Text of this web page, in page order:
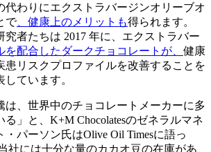
代わりにエクストラバージンオリーブオ
で、健康上のメリットも得られます。
究者たちは 2017 年に、エクストラバー
を配合したダークチョコレートが、 健康
患リスクプロファイルを改善することを
ています。
は、世界中のチョコレートメーカーに多
」と、K+M Chocolatesのゼネラルマネ
パーソン氏はOlive Oil Timesに語っ
社には十分な量のカカオ豆の在庫があ